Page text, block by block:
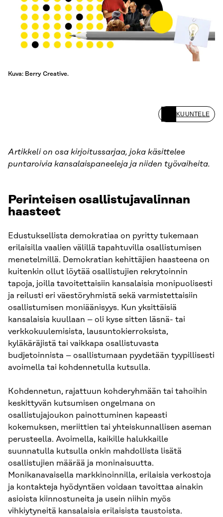
Kuva: Berry Creative.
KUUNTELE
Artikkeli on osa kirjoitussarjaa, joka käsittelee
puntaroivia kansalaispaneeleja ja niiden työvaiheita.
Perinteisen osallistujavalinnan
haasteet
Edustuksellista demokratiaa on pyritty tukemaan
erilaisilla vaalien välillä tapahtuvilla osallistumisen
menetelmillä. Demokratian kehittäjien haasteena on
kuitenkin ollut löytää osallistujien rekrytoinnin
tapoja, joilla tavoitettaisiin kansalaisia monipuolisesti
ja reilusti eri väestöryhmistä sekä varmistettaisiin
osallistumisen moniäänisyys. Kun yksittäisiä
kansalaisia kuullaan – oli kyse sitten läsnä- tai
verkkokuulemisista, lausuntokierroksista,
kyläkäräjistä tai vaikkapa osallistuvasta
budjetoinnista – osallistumaan pyydetään tyypillisesti
avoimella tai kohdennetulla kutsulla.
Kohdennetun, rajattuun kohderyhmään tai tahoihin
keskittyvän kutsumisen ongelmana on
osallistujajoukon painottuminen kapeasti
kokemuksen, meriittien tai yhteiskunnallisen aseman
perusteella. Avoimella, kaikille halukkaille
suunnatulla kutsulla onkin mahdollista lisätä
osallistujien määrää ja moninaisuutta.
Monikanavaisella markkinoinnilla, erilaisia verkostoja
ja kontakteja hyödyntäen voidaan tavoittaa ainakin
asioista kiinnostuneita ja usein niihin myös
vihkiytyneitä kansalaisia erilaisista taustoista.